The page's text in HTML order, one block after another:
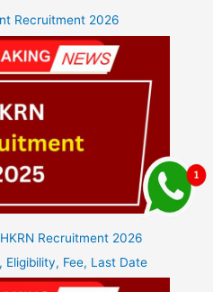
Recruitment 2026
Recruitment 2026
Fee, Last Date